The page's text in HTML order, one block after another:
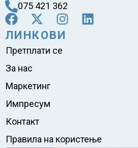
075 421 362
ЛИНКОВИ
Претплати се
За нас
Маркетинг
Импресум
Контакт
Правила на користење